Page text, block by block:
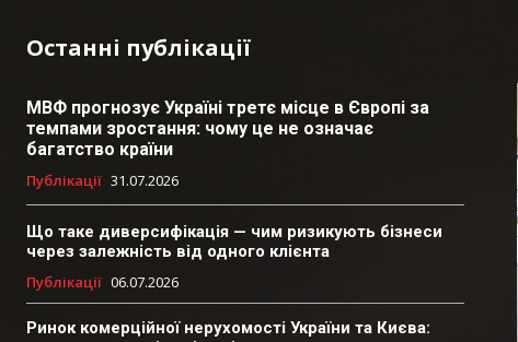
Останні публікації
МВФ прогнозує Україні третє місце в Європі за
темпами зростання: чому це не означає
багатство країни
Публікації 31.07.2026
Що таке диверсифікація — чим ризикують бізнеси
через залежність від одного клієнта
Публікації 06.07.2026
Ринок комерційної нерухомості України та Києва: